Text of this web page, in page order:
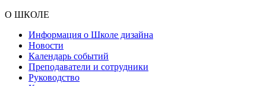
О ШКОЛЕ
Информация о Школе дизайна
Новости
Календарь событий
Преподаватели и сотрудники
Руководство